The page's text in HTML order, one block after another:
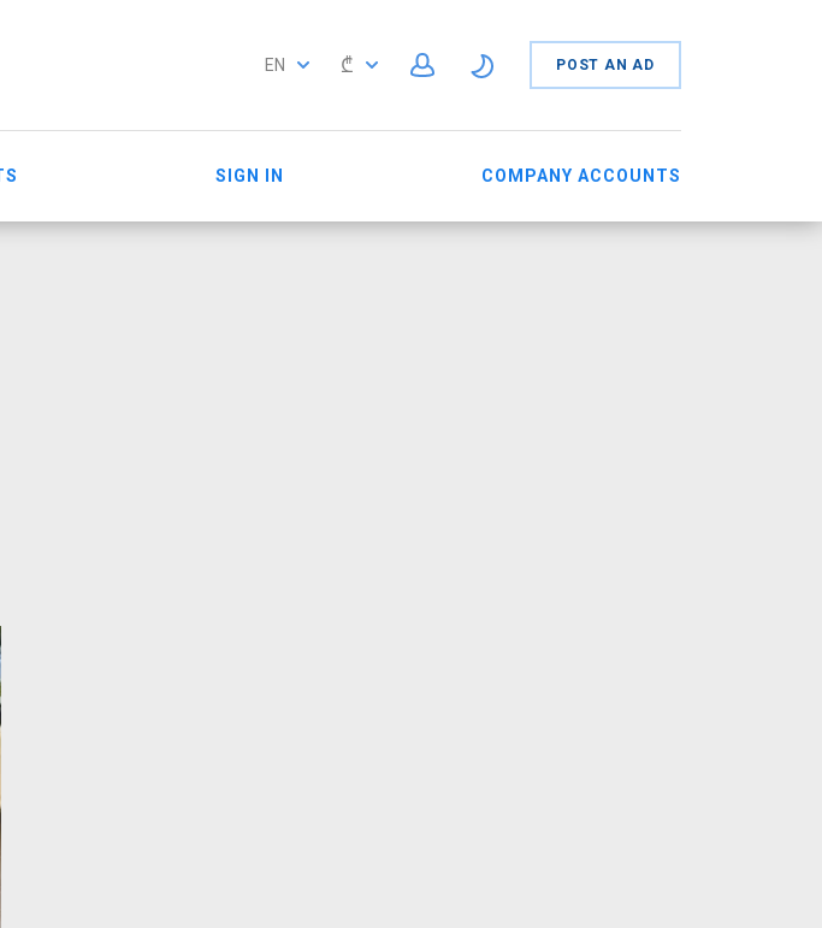
EN ₾ POST AN AD
SIGN IN COMPANY ACCOUNTS